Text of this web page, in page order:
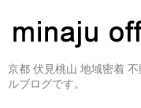
京都 伏見桃山 地域密着
ルブログです。